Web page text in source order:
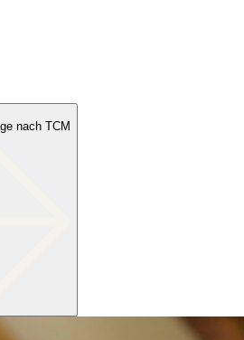
nach TCM